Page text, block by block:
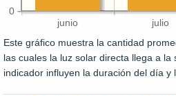
junio julio
0
Este gráfico muestra la cantidad
las cuales la luz solar directa llega a
indicador influyen la duración del día